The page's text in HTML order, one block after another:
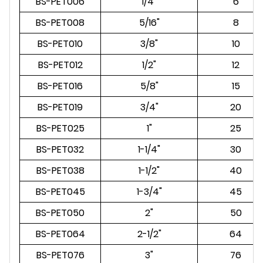
BS-PET008
5/16"
8
BS-PET010
3/8"
10
BS-PET012
1/2"
12
BS-PET016
5/8"
15
BS-PET019
3/4"
20
BS-PET025
1"
25
BS-PET032
1-1/4"
30
BS-PET038
1-1/2"
40
BS-PET045
1-3/4"
45
BS-PET050
2"
50
BS-PET064
2-1/2"
64
BS-PET076
3" 76